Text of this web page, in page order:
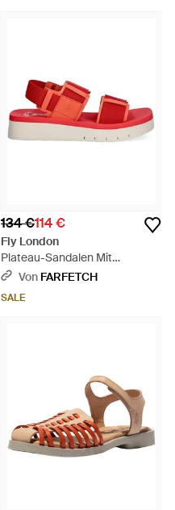
134 €114 €
Fly London
Plateau-Sandalen Mit
Klettverschluss - Rot
Von FARFETCH
SALE